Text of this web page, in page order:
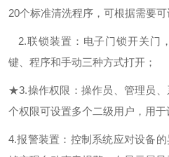
20个标准清洗程序，可根据需要可
2.联锁装置：电子门锁开关门
键、程序和手动三种方式打开 ；
★3.操作权限：操作员、管理员
个权限可设置多个二级用户 ，用
4.报警装置：控制系统应对设备